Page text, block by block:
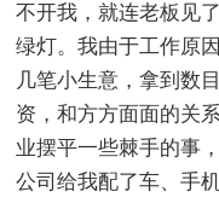
不开我，就连老板见
绿灯。我由于工作原
几笔小生意，拿到数
资，和方方面面的关
业摆平一些棘手的事
公司给我配了车、手